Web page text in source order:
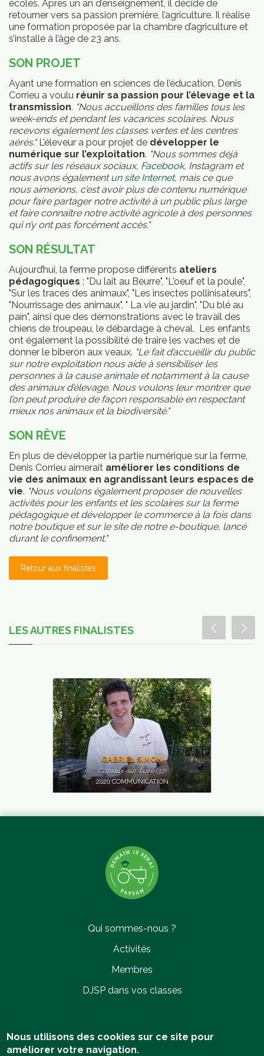
écoles. Après un an d’enseignement, il décide de
retourner vers sa passion première, l’agriculture. Il réalise
une formation proposée par la chambre d’agriculture et
s’installe à l’âge de 23 ans.
SON PROJET
Ayant une formation en sciences de l’éducation, Denis
Corrieu a voulu réunir sa passion pour l’élevage et la
transmission. "Nous accueillons des familles tous les
week-ends et pendant les vacances scolaires. Nous
recevons également les classes vertes et les centres
aérés."L’éleveur a pour projet de développer le
numérique sur l’exploitation. "Nous sommes déjà
actifs sur les réseaux sociaux, Facebook, Instagram et
nous avons égalementun site Internet, mais ce que
nous aimerions, c’est avoir plus de contenu numérique
pour faire partager notre activité à un public plus large
et faire connaître notre activité agricole à des personnes
qui n’y ont pas forcément accès."
SON RÉSULTAT
Aujourd’hui, la ferme propose différents ateliers
pédagogiques : "Du lait au Beurre", "L'oeuf et la poule",
"Sur les traces des animaux", "Les insectes pollinisateurs",
"Nourrissage des animaux", " La vie au jardin", "Du blé au
pain", ainsi que des démonstrations avec le travail des
chiens de troupeau, le débardage à cheval. Les enfants
ont également la possibilité de traire les vaches et de
donner le biberon aux veaux. "Le fait d’accueillir du public
sur notre exploitation nous aide à sensibiliser les
personnes à la cause animale et notamment à la cause
des animaux d’élevage. Nous voulons leur montrer que
l’on peut produire de façon responsable en respectant
mieux nos animaux et la biodiversité."
SON RÊVE
En plus de développer la partie numérique sur la ferme,
Denis Corrieu aimerait améliorer les conditions de
vie des animaux en agrandissant leurs espaces de
vie. "Nous voulons également proposer de nouvelles
activités pour les enfants et les scolaires sur la ferme
pédagogique et développer le commerce à la fois dans
notre boutique et sur le site de notre e-boutique, lancé
durant le confinement."
Retour aux finalistes
LES AUTRES FINALISTES
GABRIEL SIMON
Côteaux-sur-Loire (37)
2020 COMMUNICATION
CÉLINE GRABY
BUFFARD (25)
2020 COMMUNICATION
ANAÏS DESTOMBES
Qui sommes-nous ?
Activités
Membres
DJSP dans vos classes
Politique de confidentialité
Nous utilisons des cookies sur ce site pour
améliorer votre navigation.